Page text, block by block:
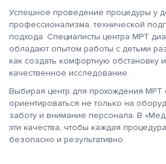
Успешное проведение процедуры у
профессионализма, технической
подхода. Специалисты центра МРТ
обладают опытом работы с детьми
как создать комфортную обстановку
качественное исследование.
Выбирая центр для прохождения
ориентироваться не только на
заботу и внимание персонала. В
эти качества, чтобы каждая
безопасно и результативно.